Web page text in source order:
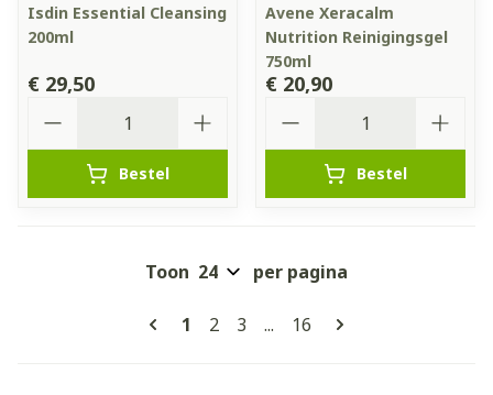
Isdin Essential Cleansing
200ml
€ 29,50
Bestel
Avene Xeracalm
Nutrition Reinigingsgel
750ml
€ 20,90
Bestel
Pagina's
U lees momenteel pagina
1 Pagina
2 Pagina
3 ... Pagina
16
Toon per pagina